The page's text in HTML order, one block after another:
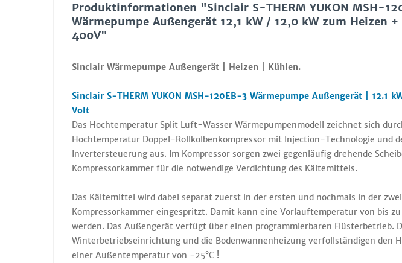
Produktinformationen "Sinclair S-THERM YUKON MSH-
Wärmepumpe Außengerät 12,1 kW / 12,0 kW zum Heizen
400V"
Sinclair Wärmepumpe Außengerät | Heizen | Kühlen.
Sinclair S-THERM YUKON MSH-120EB-3 Wärmepumpe Außengerät | 12.1
Volt
Das Hochtemperatur Split Luft-Wasser Wärmepumpenmodell zeichnet sich
Hochtemperatur Doppel-Rollkolbenkompressor mit Injection-Technologie und
Invertersteuerung aus. Im Kompressor sorgen zwei gegenläufig drehende
Kompressorkammer für die notwendige Verdichtung des Kältemittels.
Das Kältemittel wird dabei separat zuerst in der ersten und nochmals in der
Kompressorkammer eingespritzt. Damit kann eine Vorlauftemperatur von bis
werden. Das Außengerät verfügt über einen programmierbaren Flüsterbetrieb.
Winterbetriebseinrichtung und die Bodenwannenheizung verfollständigen den
einer Außentemperatur von -25°C !